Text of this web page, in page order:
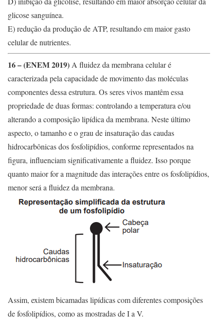
glicose sanguínea.
E) redução da produção de ATP, resultando em maior gasto
celular de nutrientes.
16 – (ENEM 2019) A fluidez da membrana celular é
caracterizada pela capacidade de movimento das moléculas
componentes dessa estrutura. Os seres vivos mantêm essa
propriedade de duas formas: controlando a temperatura e/ou
alterando a composição lipídica da membrana. Neste último
aspecto, o tamanho e o grau de insaturação das caudas
hidrocarbônicas dos fosfolipídios, conforme representados na
figura, influenciam significativamente a fluidez. Isso porque
quanto maior for a magnitude das interações entre os fosfolipídios,
menor será a fluidez da membrana.
Assim, existem bicamadas lipídicas com diferentes composições
de fosfolipídios, como as mostradas de I a V.